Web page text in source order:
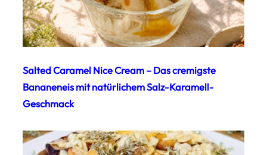
Salted Caramel Nice Cream – Das cremigste
Bananeneis mit natürlichem Salz-Karamell-
Geschmack